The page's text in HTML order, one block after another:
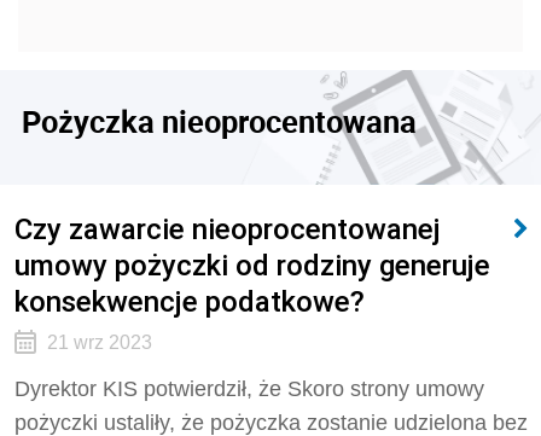
Pożyczka nieoprocentowana
Czy zawarcie nieoprocentowanej
umowy pożyczki od rodziny generuje
konsekwencje podatkowe?
21 wrz 2023
Dyrektor KIS potwierdził, że Skoro strony umowy
pożyczki ustaliły, że pożyczka zostanie udzielona bez